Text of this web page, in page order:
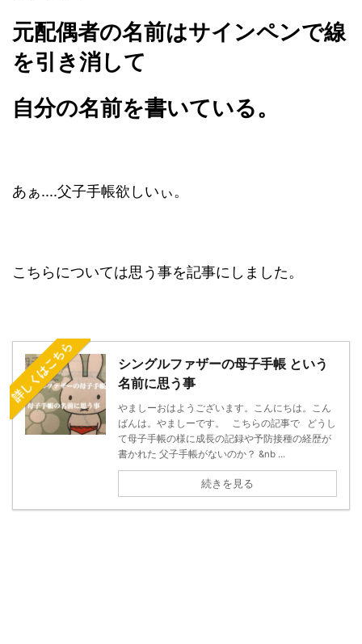
元配偶者の名前はサインペンで線
を引き消して
自分の名前を書いている。
あぁ....父子手帳欲しいぃ。
こちらについては思う事を記事にしました。
詳しくはこちら
シングルファザーの母子手帳 という
名前に思う事
やましーおはようございます。こんにちは。こん
ばんは。やましーです。 こちらの記事で どうし
て母子手帳の様に成長の記録や予防接種の経歴が
書かれた 父子手帳がないのか？ &nb ...
続きを見る